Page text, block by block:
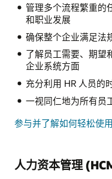
管理多个流程繁重的
和职业发展
确保整个企业满足法
了解员工需要、期望
企业系统方面
充分利用 HR 人员的
一视同仁地为所有员
参与并了解如何轻松使
人力资本管理